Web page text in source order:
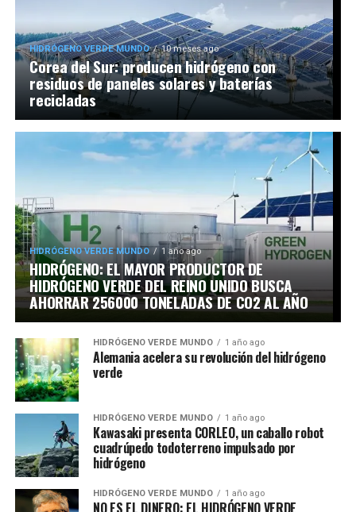
HIDRÓGENO VERDE MUNDO 10 meses ago
Corea del Sur: producen hidrógeno con
residuos de paneles solares y baterías
recicladas
HIDRÓGENO VERDE MUNDO 1 año ago
HIDRÓGENO: EL MAYOR PRODUCTOR DE
HIDRÓGENO VERDE DEL REINO UNIDO BUSCA
AHORRAR 256000 TONELADAS DE CO2 AL AÑO
HIDRÓGENO VERDE MUNDO 1 año ago
Alemania acelera su revolución del hidrógeno
verde
HIDRÓGENO VERDE MUNDO 1 año ago
Kawasaki presenta CORLEO, un caballo robot
cuadrúpedo todoterreno impulsado por
hidrógeno
HIDRÓGENO VERDE MUNDO 1 año ago
NO ES EL DINERO: EL HIDRÓGENO VERDE